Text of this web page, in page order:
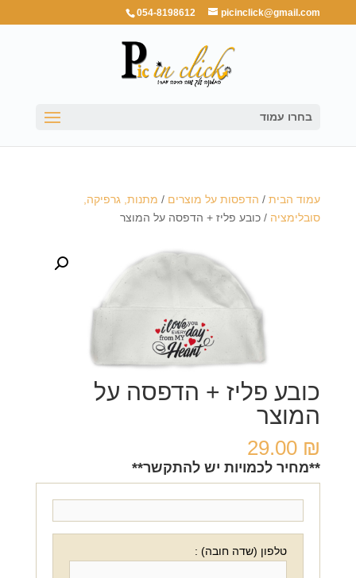
054-8198612 picinclick@gmail.com
בחרו עמוד
עמוד הבית/ הדפסות על מוצרים / מתנות, גרפיקה,
סובלימציה / כובע פליז + הדפסה על המוצר
כובע פליז + הדפסה על
המוצר
29.00 ₪
**מחיר לכמויות יש להתקשר**
טלפון (שדה חובה) :